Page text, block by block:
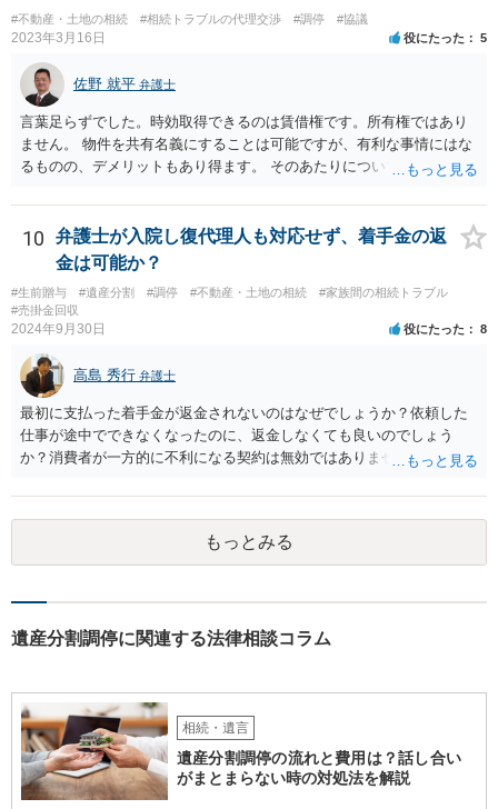
#不動産・土地の相続 #相続トラブルの代理交渉 #調停 #協議
2023年3月16日 役にたった 5
佐野 就平 弁護士
言葉足らずでした。時効取得できるのは賃借権です。所有権ではあり
ません。 物件を共有名義にすることは可能ですが、有利な事情にはな
るものの、デメリットもあり得ます。 そのあたりについては、お近く
10
弁護士が入院し復代理人も対応せず、着手金の返
金は可能か？
#生前贈与 #遺産分割 #調停 #不動産・土地の相続
#家族間の相続トラブル
#売掛金回収
2024年9月30日 役にたった 8
高島 秀行 弁護士
最初に支払った着手金が返金されないのはなぜでしょうか？依頼した
仕事が途中でできなくなったのに、返金しなくても良いのでしょう
か？消費者が一方的に不利になる契約は無効ではありませんか？
務があると思います。 倒れた弁護士が所属する弁護士会に相談さ
れた方がよいと思います。 倒れた弁護士は脳梗塞で倒れたようで
すが、 判断能力があり、復代理を倒れた弁護士の判断で復代理を
選任したのか 即ち、復代理人の選任は有効なのかという問題もあ
もっとみる
遺産分割調停に関連する法律相談コラム
相続・遺言
遺産分割調停の流れと費用は？話し合い
がまとまらない時の対処法を解説